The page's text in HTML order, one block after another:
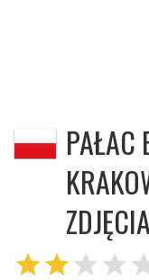
PAŁAC
ZDJĘCIA
starstar star star